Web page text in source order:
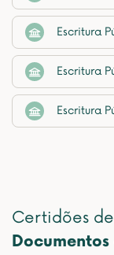
Escritura
Escritura
Escritura
Certidões de
Documentos